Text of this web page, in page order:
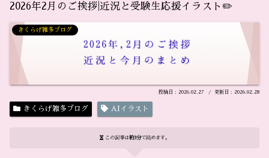
2026年2月のご挨拶|近況と受験生応援イラスト✏️
きくらげ雑多ブログ
2026.02.27 2026.02.28
きくらげ雑多ブログ AIイラスト
この記事は約3分で読めます。